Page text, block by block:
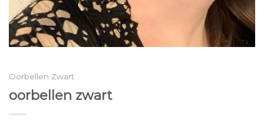
Oorbellen Zwart
oorbellen zwart